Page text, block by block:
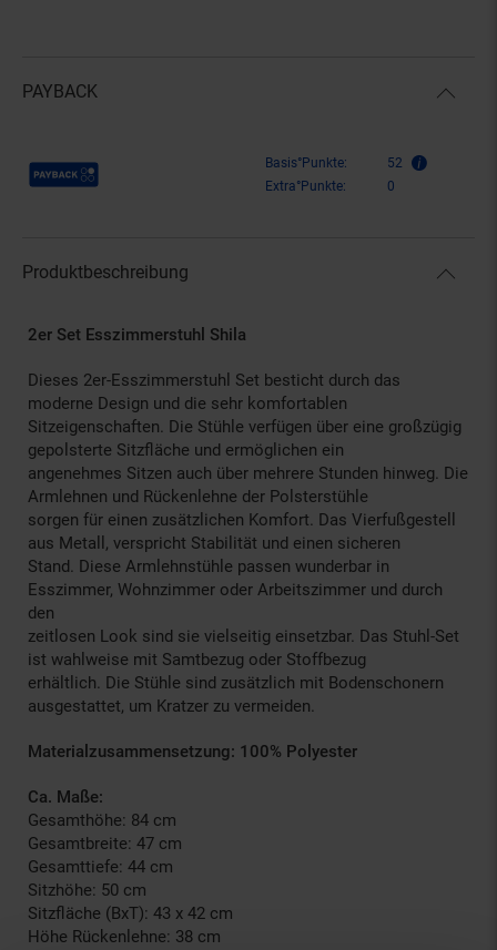
PAYBACK
Payback Punkte Basis°Punkte:
52
Extra°Punkte:
0
Produktbeschreibung
2er Set Esszimmerstuhl Shila
Dieses 2er-Esszimmerstuhl Set besticht durch das
moderne Design und die sehr komfortablen
Sitzeigenschaften. Die Stühle verfügen über eine großzügig
gepolsterte Sitzfläche und ermöglichen ein
angenehmes Sitzen auch über mehrere Stunden hinweg. Die
Armlehnen und Rückenlehne der Polsterstühle
sorgen für einen zusätzlichen Komfort. Das Vierfußgestell
aus Metall, verspricht Stabilität und einen sicheren
Stand. Diese Armlehnstühle passen wunderbar in
Esszimmer, Wohnzimmer oder Arbeitszimmer und durch
den
zeitlosen Look sind sie vielseitig einsetzbar. Das Stuhl-Set
ist wahlweise mit Samtbezug oder Stoffbezug
erhältlich. Die Stühle sind zusätzlich mit Bodenschonern
ausgestattet, um Kratzer zu vermeiden.
Materialzusammensetzung: 100% Polyester
Ca. Maße:
Gesamthöhe: 84 cm
Gesamtbreite: 47 cm
Gesamttiefe: 44 cm
Sitzhöhe: 50 cm
Sitzfläche (BxT): 43 x 42 cm
Höhe Rückenlehne: 38 cm